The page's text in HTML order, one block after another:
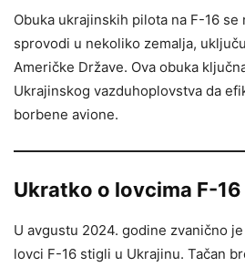
Obuka ukrajinskih pilota na F-16
sprovodi u nekoliko zemalja,
Američke Države. Ova obuka
Ukrajinskog vazduhoplovstva da
borbene avione.
Ukratko o lovcima F-
U avgustu 2024. godine zvanično
lovci F-16 stigli u Ukrajinu. Tačan